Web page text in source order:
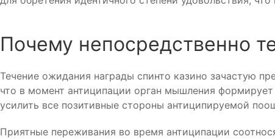
Почему непосредственно
Течение ожидания награды спинто казино зачастую
что в момент антиципации орган мышления
усилить все позитивные стороны антиципируемой
Приятные переживания во время антиципации